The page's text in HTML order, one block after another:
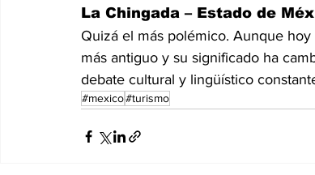
La Chingada – Estado de
Quizá el más polémico. Aunque
más antiguo y su significado ha
debate cultural y lingüístico
#mexico#turismo